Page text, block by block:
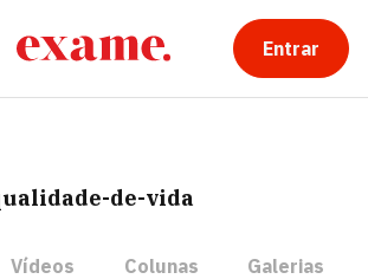
Entrar
de-vida
Vídeos Colunas Galerias